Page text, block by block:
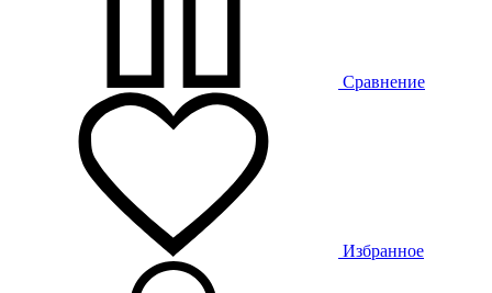
Сравнение
Избранное